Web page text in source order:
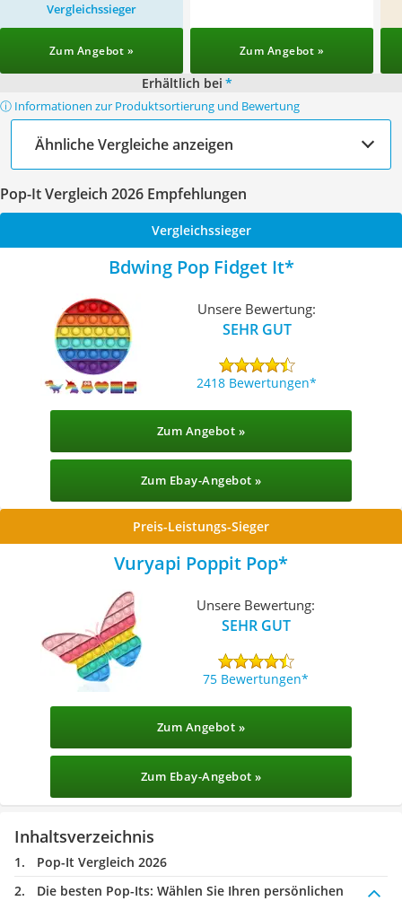
Vergleichssieger
Zum Angebot » Zum Angebot »
Erhältlich bei *
ⓘ Informationen zur Produktsortierung und Bewertung
Ähnliche Vergleiche anzeigen
Pop-It Vergleich 2026 Empfehlungen
Vergleichssieger
Bdwing Pop Fidget It
Unsere Bewertung:
SEHR GUT
2418 Bewertungen
Zum Angebot »
Zum Ebay-Angebot »
Preis-Leistungs-Sieger
Vuryapi Poppit Pop
Unsere Bewertung:
SEHR GUT
75 Bewertungen
Zum Angebot »
Zum Ebay-Angebot »
Inhaltsverzeichnis
Pop-It Vergleich 2026
Die besten Pop-Its: Wählen Sie Ihren persönlichen